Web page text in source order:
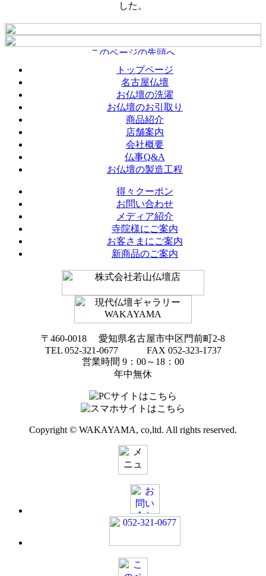
した。
トップページ
名古屋仏壇
お仏壇の洗濯
お仏壇のお引取り
商品紹介
店舗案内
会社概要
仏事Q&A
お仏壇の製造工程
得々クーポン
お問い合わせ
メディア紹介
寺院様にご案内
お客さまにご案内
新商品のご案内
〒460-0018 愛知県名古屋市中区門前町2-8
TEL 052-321-0677 FAX 052-323-1737
営業時間 9：00～18：00
年中無休
Copyright © WAKAYAMA, co,ltd. All rights reserved.